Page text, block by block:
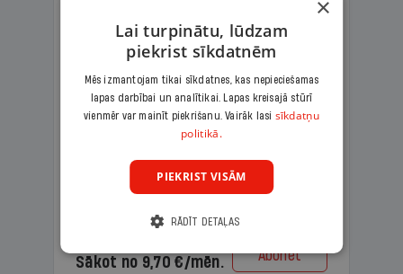
KOMPLEKTS IR + LASIS
Ģimenes komplekts – aizraujošs
lasāmžurnāls bērniem un analītiska
lasāmviela vecākiem.
Sākot no 9,70 €/mēn. Abonēt
×
Lai turpinātu, lūdzam
piekrist sīkdatnēm
Mēs izmantojam tikai sīkdatnes, kas nepieciešamas
lapas darbībai un analītikai. Lapas kreisajā stūrī
vienmēr var mainīt piekrišanu. Vairāk lasi sīkdatņu
politikā.
PIEKRIST VISĀM
RĀDĪT DETAĻAS